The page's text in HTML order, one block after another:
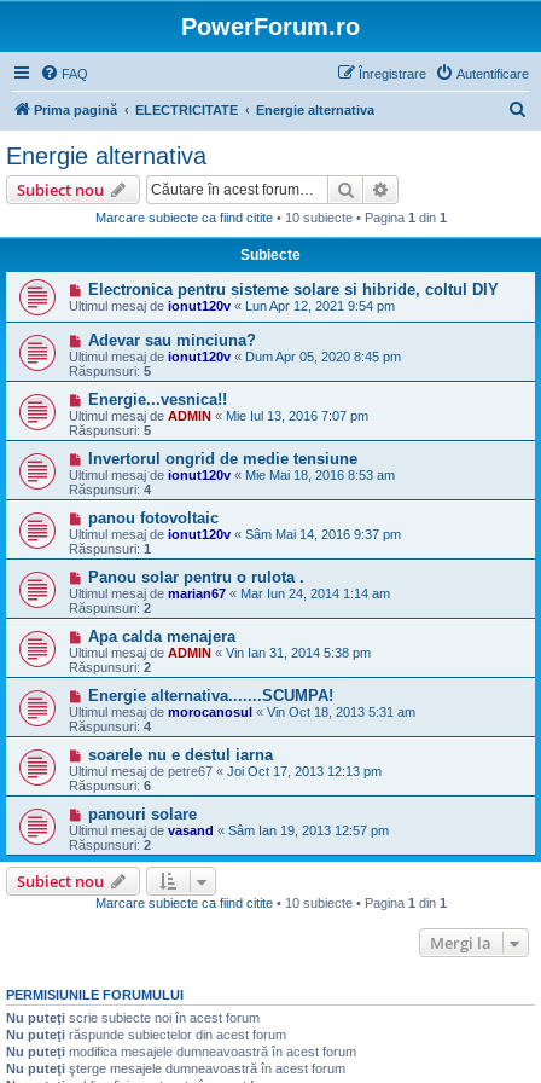
PowerForum.ro
FAQ Autentificare
Înregistrare
Prima pagină ELECTRICITATE Energie alternativa
Energie alternativa
Subiect nou Căutare
Marcare subiecte ca fiind citite• 10 subiecte • Pagina 1 din 1
Subiecte
Electronica pentru sisteme solare si hibride, coltul DIY
Ultimul mesaj de ionut120v « Lun Apr 12, 2021 9:54 pm
Adevar sau minciuna?
Ultimul mesaj de ionut120v « Dum Apr 05, 2020 8:45 pm
Răspunsuri: 5
Energie...vesnica!!
Ultimul mesaj de ADMIN « Mie Iul 13, 2016 7:07 pm
Răspunsuri: 5
Invertorul ongrid de medie tensiune
Ultimul mesaj de ionut120v « Mie Mai 18, 2016 8:53 am
Răspunsuri: 4
panou fotovoltaic
Ultimul mesaj de ionut120v « Sâm Mai 14, 2016 9:37 pm
Răspunsuri: 1
Panou solar pentru o rulota .
Ultimul mesaj de marian67 « Mar Iun 24, 2014 1:14 am
Răspunsuri: 2
Apa calda menajera
Ultimul mesaj de ADMIN « Vin Ian 31, 2014 5:38 pm
Răspunsuri: 2
Energie alternativa.......SCUMPA!
Ultimul mesaj de morocanosul « Vin Oct 18, 2013 5:31 am
Răspunsuri: 4
soarele nu e destul iarna
Ultimul mesaj de petre67 « Joi Oct 17, 2013 12:13 pm
Răspunsuri: 6
panouri solare
Ultimul mesaj de vasand « Sâm Ian 19, 2013 12:57 pm
Răspunsuri: 2
Subiect nou
Marcare subiecte ca fiind citite• 10 subiecte • Pagina 1 din 1
Mergi la
PERMISIUNILE FORUMULUI
Nu puteţi scrie subiecte noi în acest forum
Nu puteţi răspunde subiectelor din acest forum
Nu puteţi modifica mesajele dumneavoastră în acest forum
Nu puteţi şterge mesajele dumneavoastră în acest forum